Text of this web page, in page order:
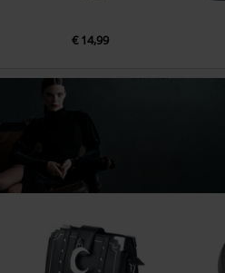
€ 14,99